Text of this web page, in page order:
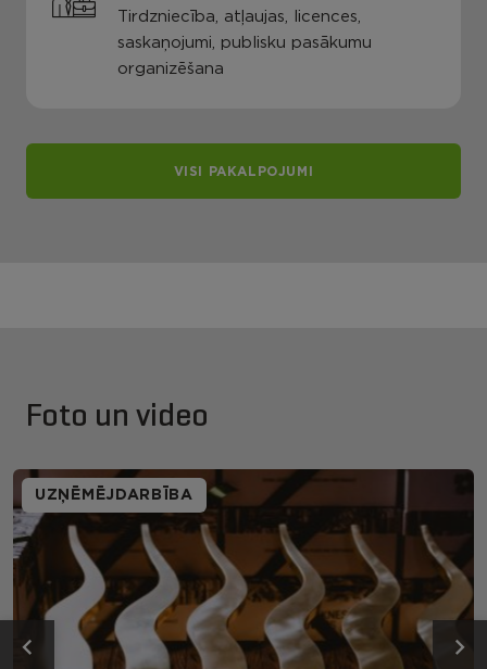
Tirdzniecība, atļaujas, licences,
saskaņojumi, publisku pasākumu
organizēšana
VISI PAKALPOJUMI
Foto un video
UZŅĒMĒJDARBĪBA